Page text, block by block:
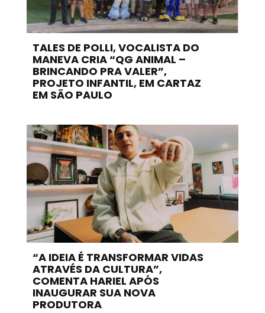
TALES DE POLLI, VOCALISTA DO
MANEVA CRIA “QG ANIMAL –
BRINCANDO PRA VALER”,
PROJETO INFANTIL, EM CARTAZ
EM SÃO PAULO
“A IDEIA É TRANSFORMAR VIDAS
ATRAVÉS DA CULTURA”,
COMENTA HARIEL APÓS
INAUGURAR SUA NOVA
PRODUTORA